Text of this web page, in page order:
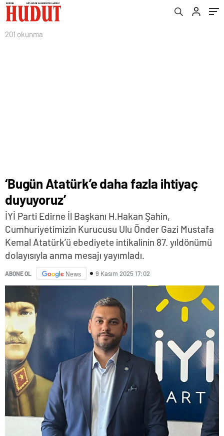
201 okunma
‘Bugün Atatürk’e daha fazla ihtiyaç
duyuyoruz’
İYİ Parti Edirne İl Başkanı H.Hakan Şahin,
Cumhuriyetimizin Kurucusu Ulu Önder Gazi Mustafa
Kemal Atatürk’ü ebediyete intikalinin 87. yıldönümü
dolayısıyla anma mesajı yayımladı.
ABONE OL News 9 Kasım 2025 17:02